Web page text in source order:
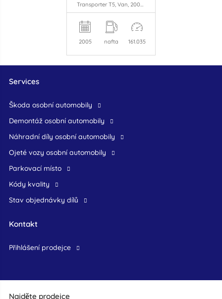
Transporter T5, Van, 2003 / 2015 1.9 TDi
2005 nafta 161.035
Najděte prodejce
Services
škoda osobní automobily
demontáž osobní automobily
náhradní díly osobní automobily
ojeté vozy osobní automobily
Parkovací místo
Kódy kvality
Stav objednávky dílů
Kontakt
přihlášení prodejce